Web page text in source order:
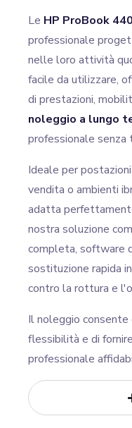
Le HP ProBook
professionale
nelle loro attività
facile da utilizzare,
di prestazioni,
noleggio a lungo
professionale senza
Ideale per
vendita o ambienti
adatta
nostra soluzione
completa, software
sostituzione rapida
contro la rottura e
Il noleggio
flessibilità e di
professionale